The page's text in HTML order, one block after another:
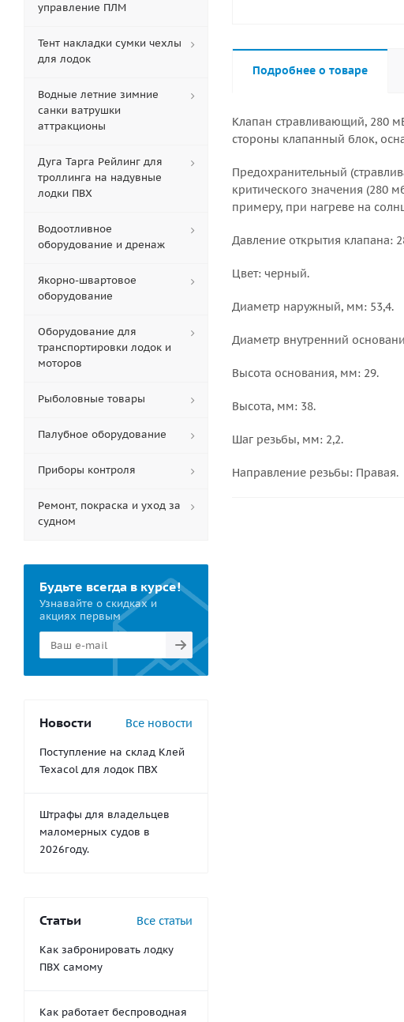
Подробнее о товаре
Клапан стравливающий, 280
стороны клапанный блок,
Предохранительный
критического значения (280
примеру, при нагреве на
Давление открытия клапана:
Цвет: черный.
Диаметр наружный, мм: 53,4.
Диаметр внутренний
Высота основания, мм: 29.
Высота, мм: 38.
Шаг резьбы, мм: 2,2.
Направление резьбы: Правая.
управление ПЛМ
Тент накладки сумки чехлы
для лодок
Водные летние зимние
санки ватрушки
аттракционы
Дуга Тарга Рейлинг для
троллинга на надувные
лодки ПВХ
Водоотливное
оборудование и дренаж
Якорно-швартовое
оборудование
Оборудование для
транспортировки лодок и
моторов
Рыболовные товары
Палубное оборудование
Приборы контроля
Ремонт, покраска и уход за
судном
Будьте всегда в курсе!
Узнавайте о скидках и
акциях первым
Новости Все новости
Поступление на склад Клей
Texacol для лодок ПВХ
Штрафы для владельцев
маломерных судов в
2026году.
Статьи Все статьи
Как забронировать лодку
ПВХ самому
Как работает беспроводная